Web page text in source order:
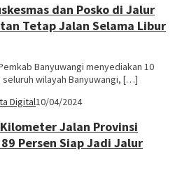
dan Posko di Jalur
Tetap Jalan Selama Libur
Banyuwangi menyediakan 10
wilayah Banyuwangi, […]
Digital10/04/2024
Jalan Provinsi
Persen Siap Jadi Jalur